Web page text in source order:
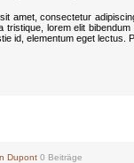
amet, consectetur
tristique, lorem elit
id, elementum eget lectus.
Dupont0 Beiträge